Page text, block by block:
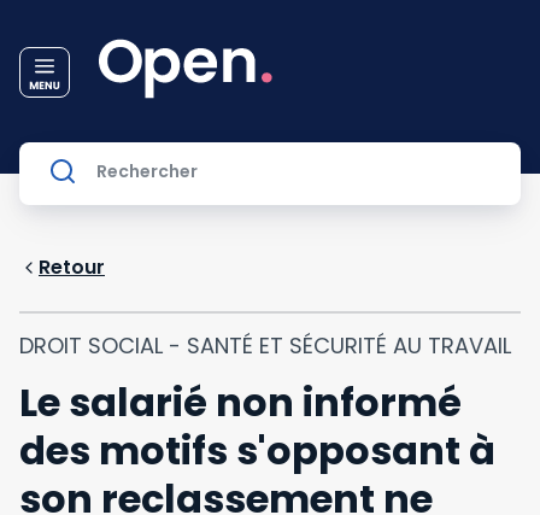
Retour
DROIT SOCIAL - SANTÉ ET SÉCURITÉ AU TRAVAIL
Le salarié non informé
des motifs s'opposant à
son reclassement ne